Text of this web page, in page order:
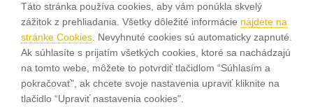
instagram
Sme rodinná firma a zameriavame sa na predaj hodiniek a
šperkov od roku 1994.
Pozrite sa na naše ďaľšie web stránky.
Táto stránka používa cookies, aby vám ponúkla skvelý
zážitok z prehliadania. Všetky dôležité informácie nájdete na
stránke Cookies . Nevyhnuté cookies sú automaticky zapnuté.
Ak súhlasíte s prijatím všetkých cookies, ktoré sa nachádzajú
na tomto webe, môžete to potvrdiť tlačidlom “Súhlasím a
pokračovať", ak chcete svoje nastavenia upraviť kliknite na
tlačidlo “Upraviť nastavenia cookies".